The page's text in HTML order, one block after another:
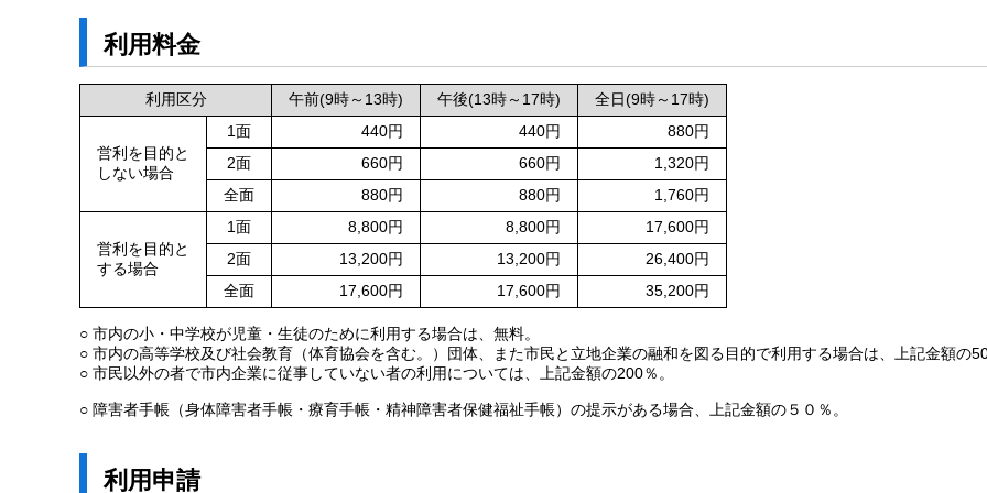
利用料金
利用区分 午前(9時～13時) 午後(13時～17時) 全日(9時～17時)
営利を目的と
しない場合
1面 440円 440円
880円
2面
660円 660円
1,320円
全面
880円 880円 1,760円
営利を目的と
する場合
1面 8,800円 8,800円
17,600円
2面
13,200円 13,200円
26,400円
全面
17,600円 17,600円 35,200円
○ 市内の小・中学校が児童・生徒のために利用する場合は、無料。
○ 市内の高等学校及び社会教育（体育協会を含む。）団体、また市民と立地企業の融和を図る目的で利用する場合は、上記金額の
○ 市民以外の者で市内企業に従事していない者の利用については、上記金額の200％。
○ 障害者手帳（身体障害者手帳・療育手帳・精神障害者保健福祉手帳）の提示がある場合、上記金額の５０％。
利用申請